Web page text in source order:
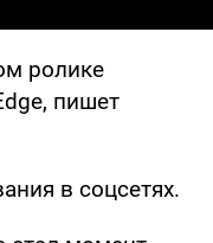
ролике
пишет
в соцсетях.